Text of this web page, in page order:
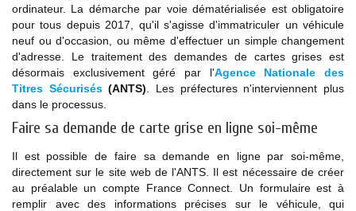
ordinateur. La démarche par voie dématérialisée est obligatoire
pour tous depuis 2017, qu'il s'agisse d'immatriculer un véhicule
neuf ou d'occasion, ou même d'effectuer un simple changement
d'adresse. Le traitement des demandes de cartes grises est
désormais exclusivement géré par l'Agence Nationale des
Titres Sécurisés(ANTS) . Les préfectures n'interviennent plus
dans le processus.
Faire sa demande de carte grise en ligne soi-même
Il est possible de faire sa demande en ligne par soi-même,
directement sur le site web de l'ANTS. Il est nécessaire de créer
au préalable un compte France Connect. Un formulaire est à
remplir avec des informations précises sur le véhicule, qui